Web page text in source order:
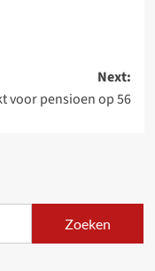
Next:
voor pensioen op 56
Zoeken